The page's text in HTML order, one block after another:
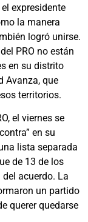
expresidente
la manera
logró unirse.
PRO no están
en su distrito
Avanza, que
territorios.
el viernes se
en su
lista separada
de 13 de los
acuerdo. La
un partido
querer quedarse